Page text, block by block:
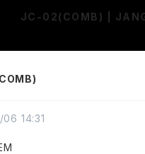
JC-02(COMB) |
14:31